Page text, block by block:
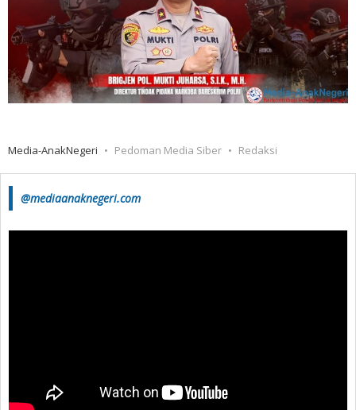
Media-AnakNegeri Pedoman Media Siber Redaksi
@mediaanaknegeri.com